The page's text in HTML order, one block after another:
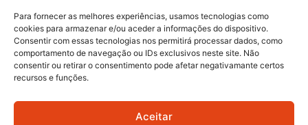
Para fornecer as melhores experiências, usamos tecnologias como
cookies para armazenar e/ou aceder a informações do dispositivo.
Consentir com essas tecnologias nos permitirá processar dados, como
comportamento de navegação ou IDs exclusivos neste site. Não
consentir ou retirar o consentimento pode afetar negativamante certos
recursos e funções.
Aceitar
Subscreva Newsletter: